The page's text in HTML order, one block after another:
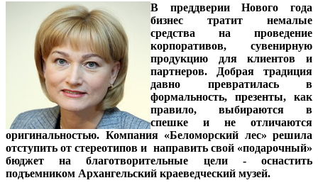
В преддверии Нового года
бизнес тратит немалые
средства на проведение
корпоративов, сувенирную
продукцию для клиентов и
партнеров. Добрая традиция
давно превратилась в
формальность, презенты, как
правило, выбираются в
спешке и не отличаются
оригинальностью. Компания «Беломорский лес» решила
отступить от стереотипов и направить свой «подарочный»
бюджет на благотворительные цели - оснастить
подъемником Архангельский краеведческий музей.